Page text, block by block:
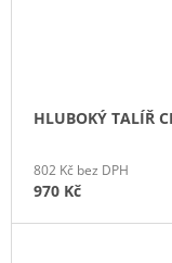
HLUBOKÝ TALÍŘ
802 Kč bez DPH
970 Kč